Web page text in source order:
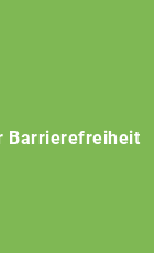
Barrierefreiheit